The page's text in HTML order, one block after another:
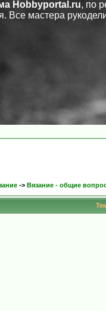
Hobbyportal.ru, по
Все мастера
-> Вязание - общие